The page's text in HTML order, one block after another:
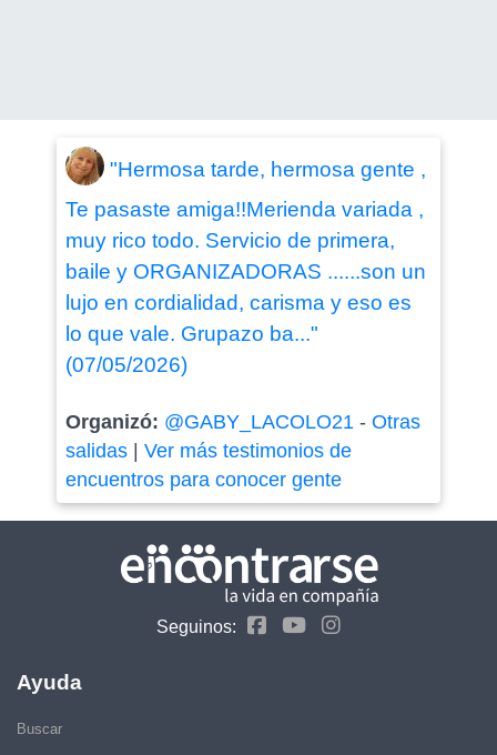
"Hermosa tarde, hermosa gente ,
Te pasaste amiga!!Merienda variada ,
muy rico todo. Servicio de primera,
baile y ORGANIZADORAS ......son un
lujo en cordialidad, carisma y eso es
lo que vale. Grupazo ba..."
(07/05/2026)
Organizó: @GABY_LACOLO21- Otras
salidas| Ver más testimonios de
encuentros para conocer gente
Seguinos:
Ayuda
Buscar